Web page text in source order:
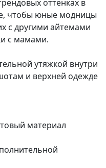
оттенках в
чтобы юные модницы
с другими айтемами
с мамами.
утяжкой внутри
и верхней одежде
материал